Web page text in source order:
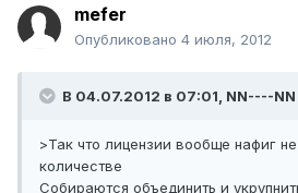
mefer
Опубликовано 4 июля, 2012
В 04.07.2012 в 07:01, NN----NN
>Так что лицензии вообще нафиг
количестве
Собираются объединить и